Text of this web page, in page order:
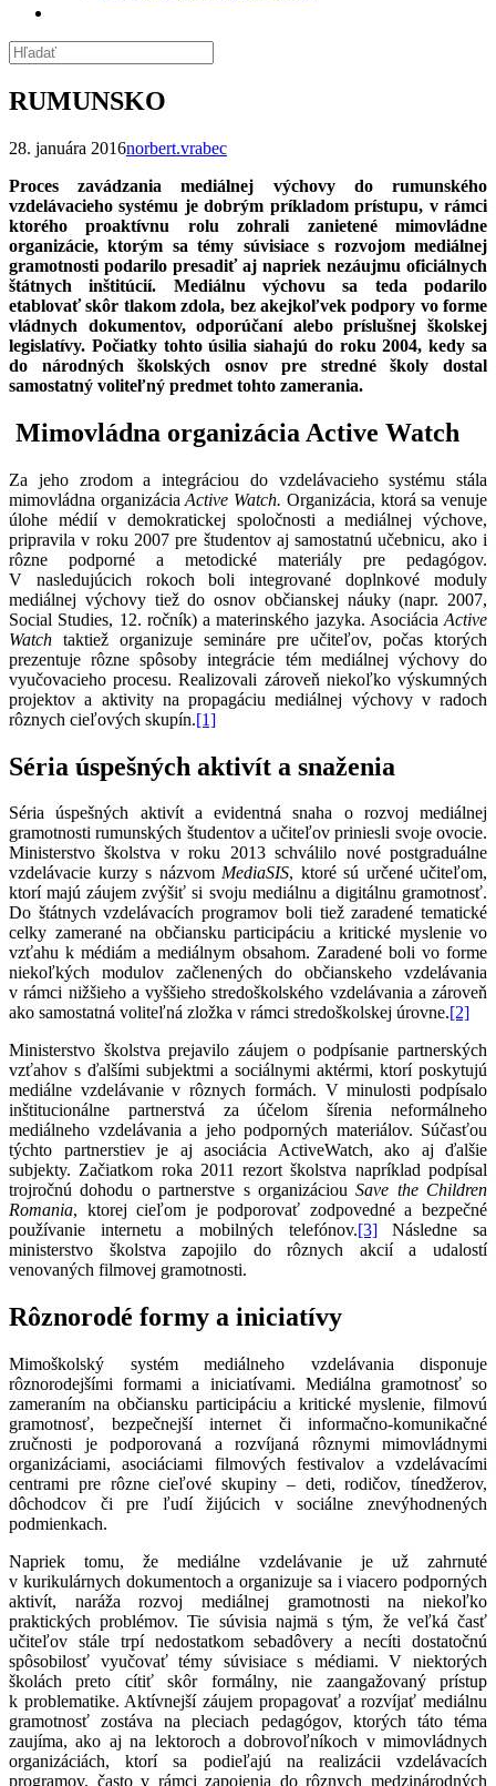
RUMUNSKO
28. januára 2016norbert.vrabec
Proces zavádzania mediálnej výchovy do rumunského
vzdelávacieho systému je dobrým príkladom prístupu, v rámci
ktorého proaktívnu rolu zohrali zanietené mimovládne
organizácie, ktorým sa témy súvisiace s rozvojom mediálnej
gramotnosti podarilo presadiť aj napriek nezáujmu oficiálnych
štátnych inštitúcií. Mediálnu výchovu sa teda podarilo
etablovať skôr tlakom zdola, bez akejkoľvek podpory vo forme
vládnych dokumentov, odporúčaní alebo príslušnej školskej
legislatívy. Počiatky tohto úsilia siahajú do roku 2004, kedy sa
do národných školských osnov pre stredné školy dostal
samostatný voliteľný predmet tohto zamerania.
Mimovládna organizácia Active Watch
Za jeho zrodom a integráciou do vzdelávacieho systému stála
mimovládna organizáciaActive Watch. Organizácia, ktorá sa venuje
úlohe médií v demokratickej spoločnosti a mediálnej výchove,
pripravila v roku 2007 pre študentov aj samostatnú učebnicu, ako i
rôzne podporné a metodické materiály pre pedagógov.
V nasledujúcich rokoch boli integrované doplnkové moduly
mediálnej výchovy tiež do osnov občianskej náuky (napr. 2007,
Social Studies, 12. ročník) a materinského jazyka. Asociácia Active
Watch taktiež organizuje semináre pre učiteľov, počas ktorých
prezentuje rôzne spôsoby integrácie tém mediálnej výchovy do
vyučovacieho procesu. Realizovali zároveň niekoľko výskumných
projektov a aktivity na propagáciu mediálnej výchovy v radoch
rôznych cieľových skupín.[1]
Séria úspešných aktivít a snaženia
Séria úspešných aktivít a evidentná snaha o rozvoj mediálnej
gramotnosti rumunských študentov a učiteľov priniesli svoje ovocie.
Ministerstvo školstva v roku 2013 schválilo nové postgraduálne
vzdelávacie kurzy s názvom MediaSIS, ktoré sú určené učiteľom,
ktorí majú záujem zvýšiť si svoju mediálnu a digitálnu gramotnosť.
Do štátnych vzdelávacích programov boli tiež zaradené tematické
celky zamerané na občiansku participáciu a kritické myslenie vo
vzťahu k médiám a mediálnym obsahom. Zaradené boli vo forme
niekoľkých modulov začlenených do občianskeho vzdelávania
v rámci nižšieho a vyššieho stredoškolského vzdelávania a zároveň
ako samostatná voliteľná zložka v rámci stredoškolskej úrovne.[2]
Ministerstvo školstva prejavilo záujem o podpísanie partnerských
vzťahov s ďalšími subjektmi a sociálnymi aktérmi, ktorí poskytujú
mediálne vzdelávanie v rôznych formách. V minulosti podpísalo
inštitucionálne partnerstvá za účelom šírenia neformálneho
mediálneho vzdelávania a jeho podporných materiálov. Súčasťou
týchto partnerstiev je aj asociácia ActiveWatch, ako aj ďalšie
subjekty. Začiatkom roka 2011 rezort školstva napríklad podpísal
trojročnú dohodu o partnerstve s organizáciouSave the Children
Romania, ktorej cieľom je podporovať zodpovedné a bezpečné
používanie internetu a mobilných telefónov.[3]Následne sa
ministerstvo školstva zapojilo do rôznych akcií a udalostí
venovaných filmovej gramotnosti.
Rôznorodé formy a iniciatívy
Mimoškolský systém mediálneho vzdelávania disponuje
rôznorodejšími formami a iniciatívami. Mediálna gramotnosť so
zameraním na občiansku participáciu a kritické myslenie, filmovú
gramotnosť, bezpečnejší internet či informačno-komunikačné
zručnosti je podporovaná a rozvíjaná rôznymi mimovládnymi
organizáciami, asociáciami filmových festivalov a vzdelávacími
centrami pre rôzne cieľové skupiny – deti, rodičov, tínedžerov,
dôchodcov či pre ľudí žijúcich v sociálne znevýhodnených
podmienkach.
Napriek tomu, že mediálne vzdelávanie je už zahrnuté
v kurikulárnych dokumentoch a organizuje sa i viacero podporných
aktivít, naráža rozvoj mediálnej gramotnosti na niekoľko
praktických problémov. Tie súvisia najmä s tým, že veľká časť
učiteľov stále trpí nedostatkom sebadôvery a necíti dostatočnú
spôsobilosť vyučovať témy súvisiace s médiami. V niektorých
školách preto cítiť skôr formálny, nie zaangažovaný prístup
k problematike. Aktívnejší záujem propagovať a rozvíjať mediálnu
gramotnosť zostáva na pleciach pedagógov, ktorých táto téma
zaujíma, ako aj na lektoroch a dobrovoľníkoch v mimovládnych
organizáciách, ktorí sa podieľajú na realizácii vzdelávacích
programov, často v rámci zapojenia do rôznych medzinárodných